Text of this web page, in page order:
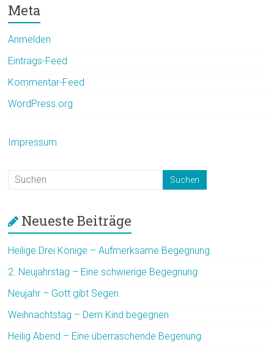
Meta
Anmelden
Eintrags-Feed
Kommentar-Feed
WordPress.org
Impressum
Neueste Beiträge
Heilige Drei Könige – Aufmerksame Begegnung
2. Neujahrstag – Eine schwierige Begegnung
Neujahr – Gott gibt Segen
Weihnachtstag – Dem Kind begegnen
Heilig Abend – Eine überraschende Begenung